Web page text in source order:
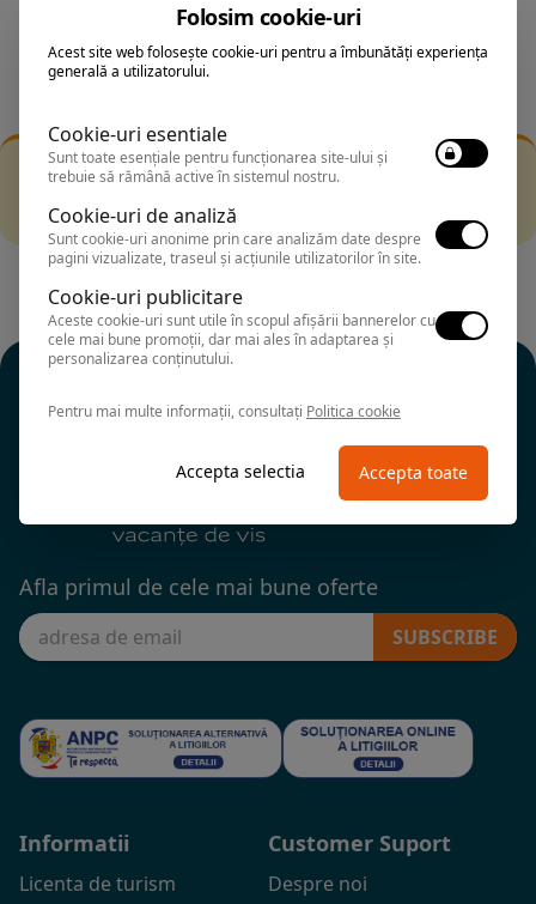
Stele 5-1
Filtrarea nu a returnat niciun rezultat
alte fitre.
Afla primul de cele mai bune oferte
SUBSCRIBE
Informatii
Licenta de turism
Customer Suport
Despre noi
Folosim cookie-uri
Acest site web folosește cookie-uri pentru a îmbunătăți experiența
generală a utilizatorului.
Cookie-uri esentiale
Sunt toate esențiale pentru funcționarea site-ului și
trebuie să rămână active în sistemul nostru.
Cookie-uri de analiză
Sunt cookie-uri anonime prin care analizăm date despre
pagini vizualizate, traseul și acțiunile utilizatorilor în site.
Cookie-uri publicitare
Aceste cookie-uri sunt utile în scopul afișării bannerelor cu
cele mai bune promoții, dar mai ales în adaptarea și
personalizarea conținutului.
Pentru mai multe informații, consultați Politica cookie
Accepta selectia Accepta toate